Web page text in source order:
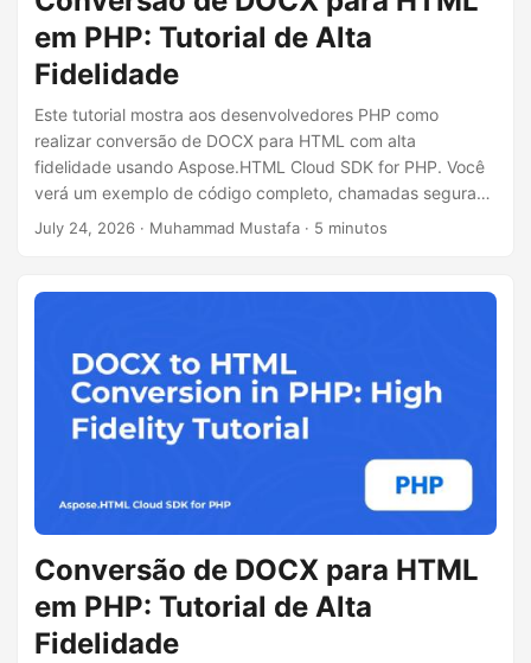
em PHP: Tutorial de Alta
Fidelidade
Este tutorial mostra aos desenvolvedores PHP como
realizar conversão de DOCX para HTML com alta
fidelidade usando Aspose.HTML Cloud SDK for PHP. Você
verá um exemplo de código completo, chamadas seguras
cURL para a REST API, etapas de instalação e dicas para
July 24, 2026 · Muhammad Mustafa · 5 minutos
Conversão de DOCX para HTML
em PHP: Tutorial de Alta
Fidelidade